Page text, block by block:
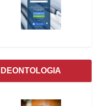
DEONTOLOGIA